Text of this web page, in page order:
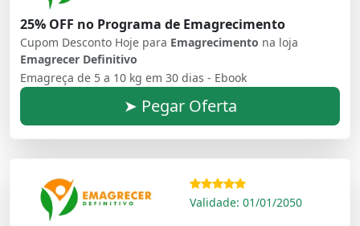
25% OFF no Programa de Emagrecimento
Cupom Desconto Hoje para Emagrecimento na loja
Emagrecer Definitivo
Emagreça de 5 a 10 kg em 30 dias - Ebook
➤ Pegar Oferta
Validade: 01/01/2050